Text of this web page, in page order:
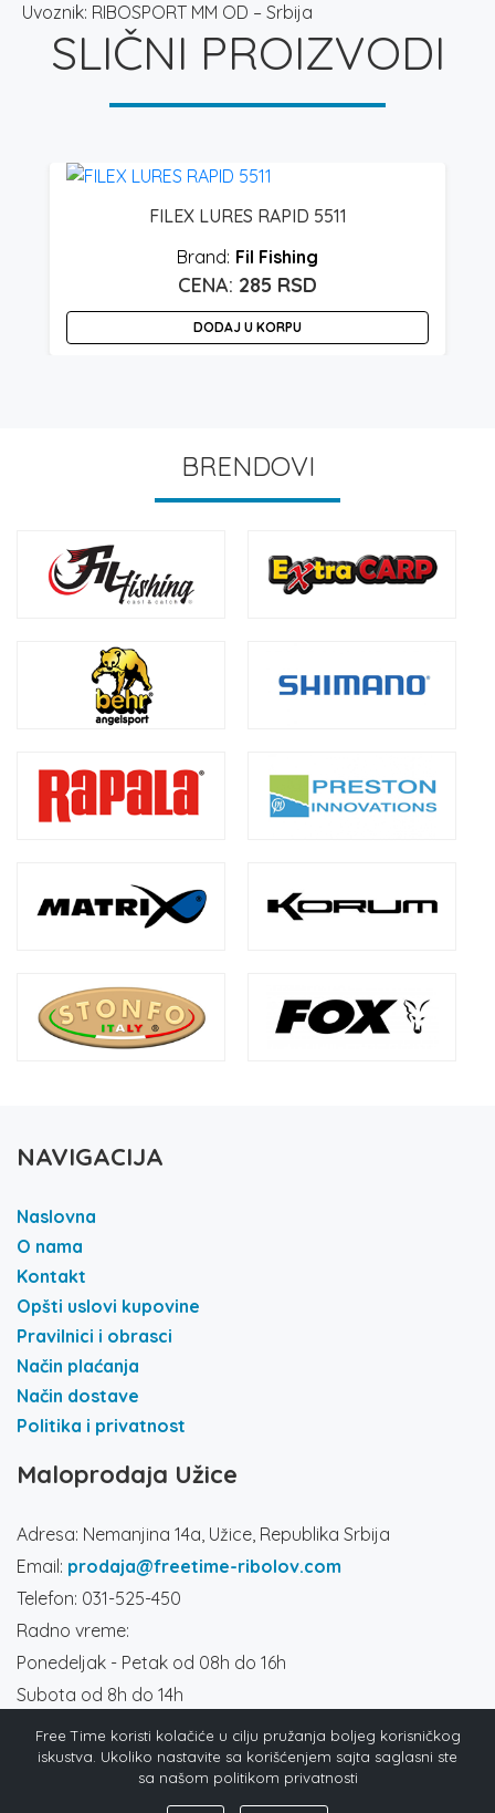
Uvoznik: RIBOSPORT MM OD – Srbija
SLIČNI PROIZVODI
FILEX LURES RAPID 5511
Fil Fishing
285 RSD
DODAJ U KORPU
BRENDOVI
NAVIGACIJA
Naslovna
O nama
Kontakt
Opšti uslovi kupovine
Pravilnici i obrasci
Način plaćanja
Način dostave
Politika i privatnost
Maloprodaja Užice
Adresa: Nemanjina 14a, Užice, Republika Srbija
Email: prodaja@freetime-ribolov.com
Telefon: 031-525-450
Radno vreme:
Ponedeljak - Petak od 08h do 16h
Subota od 8h do 14h
Društvene mreže
Free Time koristi kolačiće u cilju pružanja boljeg korisničkog
iskustva. Ukoliko nastavite sa korišćenjem sajta saglasni ste
sa našom politikom privatnosti